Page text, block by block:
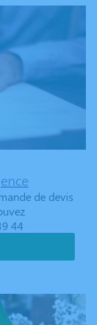
de devis
44